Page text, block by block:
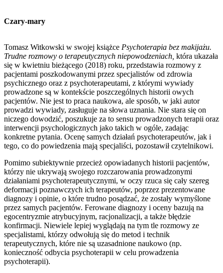
Czary-mary
Tomasz Witkowski w swojej książce Psychoterapia bez makijażu.
Trudne rozmowy o terapeutycznych niepowodzeniach, która ukazała
się w kwietniu bieżącego (2018) roku, przedstawia rozmowy z
pacjentami poszkodowanymi przez specjalistów od zdrowia
psychicznego oraz z psychoterapeutami, z którymi wywiady
prowadzone są w kontekście poszczególnych historii owych
pacjentów. Nie jest to praca naukowa, ale sposób, w jaki autor
prowadzi wywiady, zasługuje na słowa uznania. Nie stara się on
niczego dowodzić, poszukuje za to sensu prowadzonych terapii oraz
interwencji psychologicznych jako takich w ogóle, zadając
konkretne pytania. Ocenę samych działań psychoterapeutów, jak i
tego, co do powiedzenia mają specjaliści, pozostawił czytelnikowi.
Pomimo subiektywnie przecież opowiadanych historii pacjentów,
którzy nie ukrywają swojego rozczarowania prowadzonymi
działaniami psychoterapeutycznymi, w oczy rzuca się cały szereg
deformacji poznawczych ich terapeutów, poprzez prezentowane
diagnozy i opinie, o które trudno posądzać, że zostały wymyślone
przez samych pacjentów. Ferowane diagnozy i oceny bazują na
egocentryzmie atrybucyjnym, racjonalizacji, a także błędzie
konfirmacji. Niewiele lepiej wyglądają na tym tle rozmowy ze
specjalistami, którzy odwołują się do metod i technik
terapeutycznych, które nie są uzasadnione naukowo (np.
konieczność odbycia psychoterapii w celu prowadzenia
psychoterapii).